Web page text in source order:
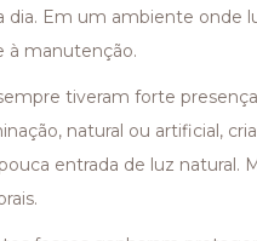
dia. Em um ambiente
à manutenção.
tiveram forte
natural ou artificial,
entrada de luz